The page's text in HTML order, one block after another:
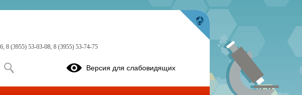
8 (3955) 53-03-08, 8 (3955) 53-74-75
Версия для слабовидящих